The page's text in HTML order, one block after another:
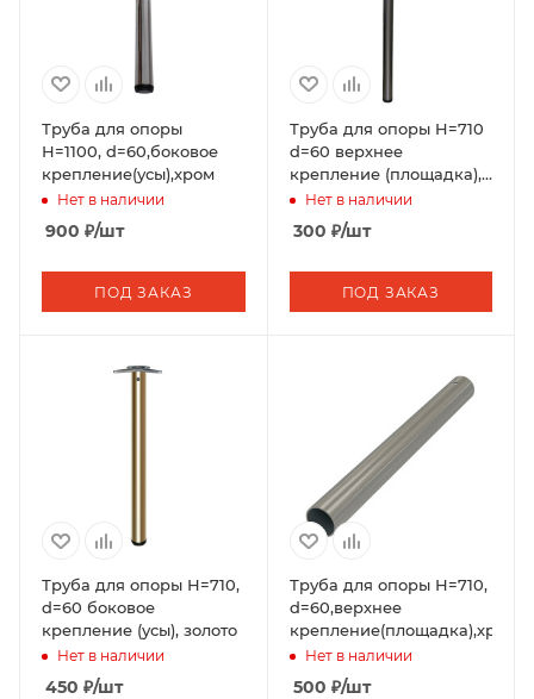
Труба для опоры
Н=1100, d=60,боковое
крепление(усы),хром
Нет в наличии
900 ₽/шт
ПОД ЗАКАЗ
Труба для опоры H=710
d=60 верхнее
крепление (площадка),
серебро
Нет в наличии
300 ₽/шт
ПОД ЗАКАЗ
Труба для опоры Н=710,
d=60 боковое
крепление (усы), золото
Нет в наличии
450 ₽/шт
Труба для опоры Н=710,
d=60,верхнее
крепление(площадка),хром
Нет в наличии
500 ₽/шт